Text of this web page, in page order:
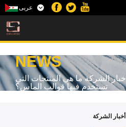
عربى
NEWS
أخبار الشركة ما هي المنتجات التي
تستخدم فيها قوالب الماس؟
أخبار الشركة